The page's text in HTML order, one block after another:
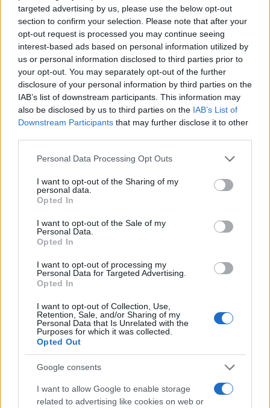
targeted advertising by us, please use the below opt-out
section to confirm your selection. Please note that after your
opt-out request is processed you may continue seeing
interest-based ads based on personal information utilized by
us or personal information disclosed to third parties prior to
your opt-out. You may separately opt-out of the further
disclosure of your personal information by third parties on the
IAB’s list of downstream participants. This information may
also be disclosed by us to third parties on the IAB’s List of
Downstream Participants that may further disclose it to other
Please note that this website/app uses one or more Google
not limited to your visit or usage behaviour. You may click to
grant or deny consent to Google and its third-party tags to
use your data for below specified purposes in below Google
consent section.
Personal Data Processing Opt Outs
I want to opt-out of the Sharing of my
personal data.
Opted In
I want to opt-out of the Sale of my
Personal Data.
Opted In
I want to opt-out of processing my
Personal Data for Targeted Advertising.
Opted In
I want to opt-out of Collection, Use,
Retention, Sale, and/or Sharing of my
Personal Data that Is Unrelated with the
Purposes for which it was collected.
Opted Out
Google consents
I want to allow Google to enable storage
related to advertising like cookies on web or
Continua a leggere
NEWS E ATTUALITÀ